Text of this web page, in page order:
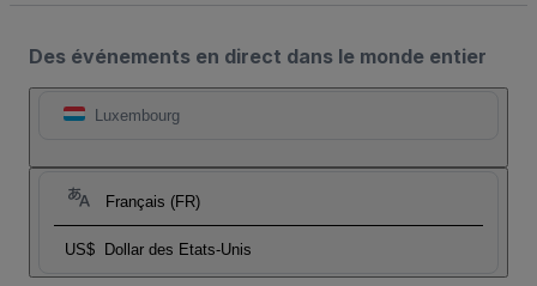
Des événements en direct dans le monde entier
Luxembourg
Français (FR)
US$ Dollar des Etats-Unis